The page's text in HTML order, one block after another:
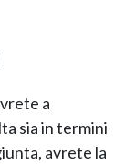
a
sia in termini
avrete la